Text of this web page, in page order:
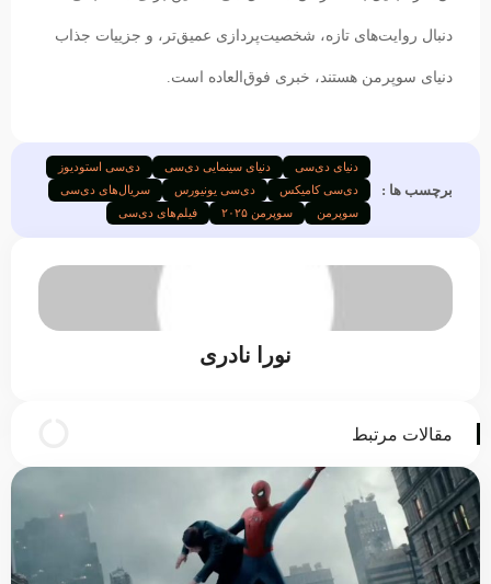
دنبال روایت‌های تازه، شخصیت‌پردازی عمیق‌تر، و جزییات جذاب
دنیای سوپرمن هستند، خبری فوق‌العاده است.
برچسب ها :
دنیای دی‌سی دنیای سینمایی دی‌سی
دی‌سی استودیوز
دی‌سی کامیکس
دی‌سی یونیورس
سریال‌های دی‌سی
سوپرمن
سوپرمن ۲۰۲۵ فیلم‌های دی‌سی
نورا نادری
مقالات مرتبط